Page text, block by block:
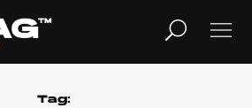
Tag: